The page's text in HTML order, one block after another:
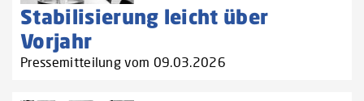
Stabilisierung leicht über
Vorjahr
Pressemitteilung vom 09.03.2026